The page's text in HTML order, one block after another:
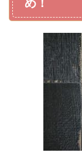
め！